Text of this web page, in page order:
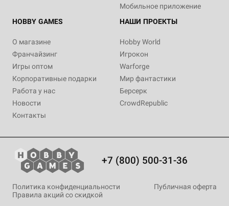
Мобильное приложение
HOBBY GAMES
О магазине
Франчайзинг
Игры оптом
Корпоративные подарки
Работа у нас
Новости
Контакты
НАШИ ПРОЕКТЫ
Hobby World
Игрокон
Warforge
Мир фантастики
Берсерк
CrowdRepublic
+7 (800) 500-31-36
Политика конфиденциальности
Публичная оферта
Правила акций со скидкой